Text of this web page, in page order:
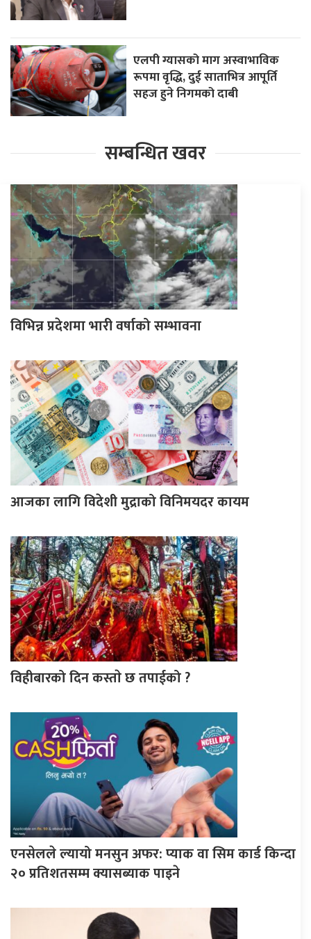
एलपी ग्यासको माग अस्वाभाविक
रूपमा वृद्धि, दुई साताभित्र आपूर्ति
सहज हुने निगमको दाबी
सम्बन्धित खवर
विभिन्न प्रदेशमा भारी वर्षाको सम्भावना
आजका लागि विदेशी मुद्राको विनिमयदर कायम
विहीबारको दिन कस्ताे छ तपाईको ?
एनसेलले ल्यायो मनसुन अफर: प्याक वा सिम कार्ड किन्दा
२० प्रतिशतसम्म क्यासब्याक पाइने